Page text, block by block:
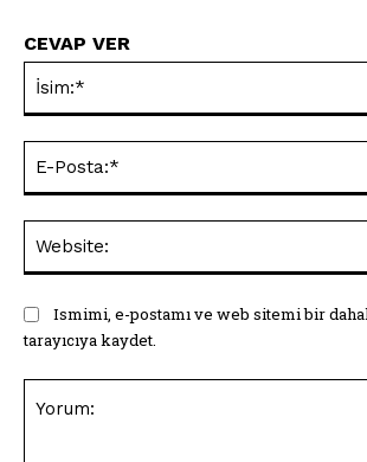
CEVAP VER
Ismimi, e-postamı ve web sitemi bir
tarayıcıya kaydet.